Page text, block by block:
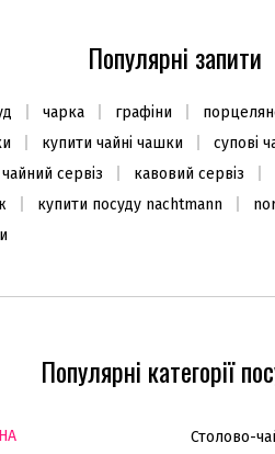
Популярні запити
чарка графіни
купити чайні чашки супові
сервіз кавовий сервіз
купити посуду nachtmann
Популярні категорії
Столово-